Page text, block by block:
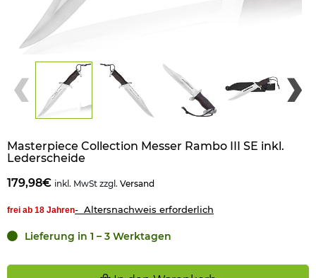
Masterpiece Collection Messer Rambo III SE inkl.
Lederscheide
179,98€ inkl. MwSt zzgl. Versand
frei ab 18 Jahren- Altersnachweis erforderlich
Lieferung in 1 – 3 Werktagen